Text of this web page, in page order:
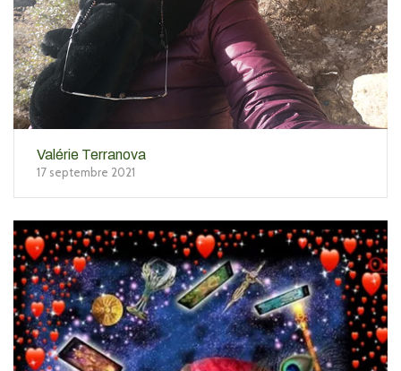
Valérie Terranova
17 septembre 2021